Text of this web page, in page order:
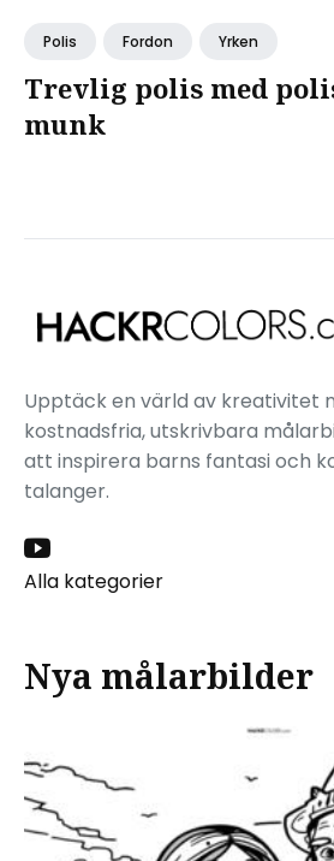
Polis Fordon Yrken
Trevlig polis med
munk
Upptäck en värld av kreativitet
kostnadsfria, utskrivbara
att inspirera barns fantasi och
talanger.
Alla kategorier
Nya målarbilder